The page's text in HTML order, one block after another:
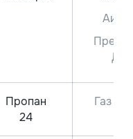
Аи-
ДТ
Пропан
24
Газ